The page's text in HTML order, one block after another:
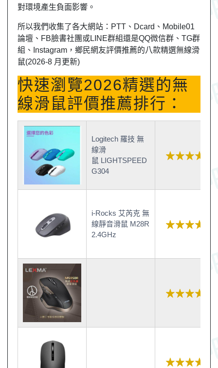
對環境產生負面影響。
所以我們收集了各大網站：PTT、Dcard、Mobile01
論壇、FB臉書社團或LINE群組還是QQ微信群、TG群
組、Instagram，鄉民網友評價推薦的八款精選無線滑
鼠(2026-8 月更新)
快速瀏覽2026精選的無
線滑鼠評價推薦排行：
Logitech 羅技 無
線滑
鼠 LIGHTSPEED
G304
i-Rocks 艾芮克 無
線靜音滑鼠 M28R
2.4GHz